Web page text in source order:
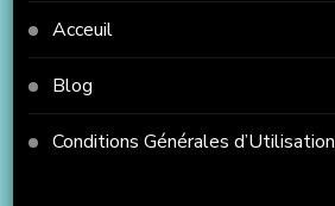
Acceuil
Blog
Conditions Générales d’Utilisation